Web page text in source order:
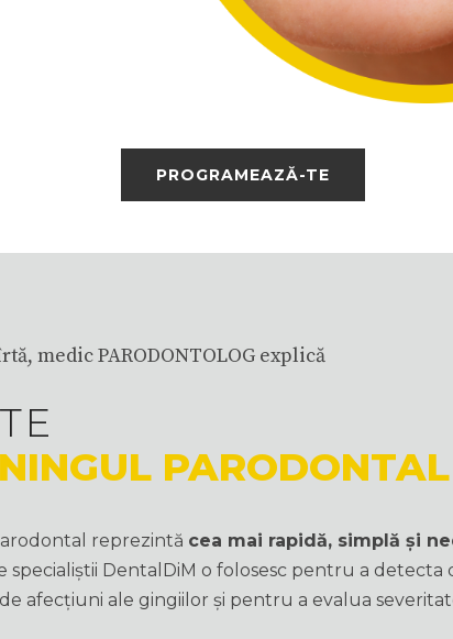
PROGRAMEAZĂ-TE
medic PARODONTOLOG explică
PARODONTAL
reprezintă cea mai rapidă, simplă și
specialiștii DentalDiM o folosesc pentru a detecta
afecțiuni ale gingiilor și pentru a evalua